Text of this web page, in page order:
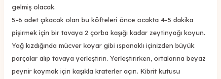
gelmiş olacak.
5-6 adet çıkacak olan bu köfteleri önce ocakta 4-5 dakika
pişirmek için bir tavaya 2 çorba kaşığı kadar zeytinyağı koyun.
Yağ kızdığında mücver koyar gibi ıspanaklı içinizden büyük
parçalar alıp tavaya yerleştirin. Yerleştirirken, ortalarına beyaz
peynir koymak için kaşıkla kraterler açın. Kibrit kutusu